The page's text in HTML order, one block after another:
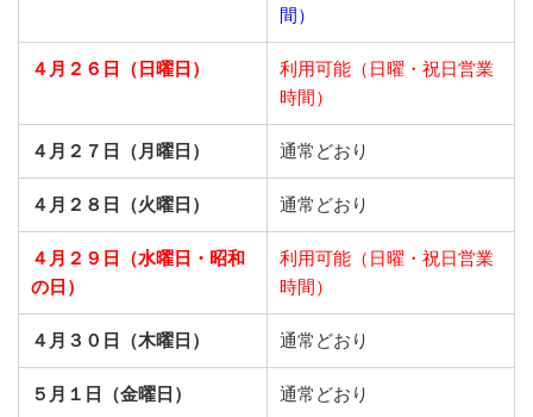
間）
４月２６日（日曜日）
利用可能（日曜・祝日営業
時間）
４月２７日（月曜日） 通常どおり
４月２８日（火曜日） 通常どおり
４月２９日（水曜日・昭和
の日）
利用可能（日曜・祝日営業
時間）
４月３０日（木曜日） 通常どおり
５月１日（金曜日） 通常どおり